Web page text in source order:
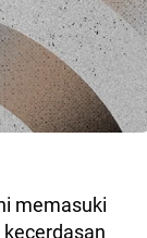
memasuki